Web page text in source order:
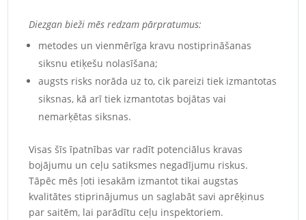
Diezgan bieži mēs redzam pārpratumus:
metodes un vienmērīga kravu nostiprināšanas
siksnu etiķešu nolasīšana;
augsts risks norāda uz to, cik pareizi tiek izmantotas
siksnas, kā arī tiek izmantotas bojātas vai
nemarķētas siksnas.
Visas šīs īpatnības var radīt potenciālus kravas
bojājumu un ceļu satiksmes negadījumu riskus.
Tāpēc mēs ļoti iesakām izmantot tikai augstas
kvalitātes stiprinājumus un saglabāt savi aprēķinus
par saitēm, lai parādītu ceļu inspektoriem.